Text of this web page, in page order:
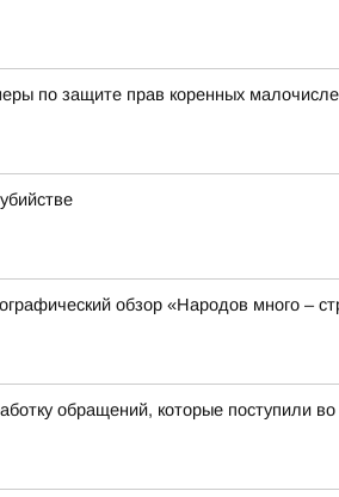
по защите прав коренных
обзор «Народов много –
обращений, которые поступили